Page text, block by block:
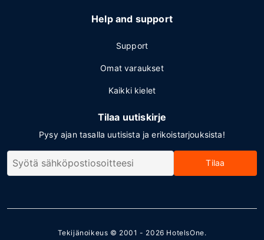
Help and support
Support
Omat varaukset
Kaikki kielet
Tilaa uutiskirje
Pysy ajan tasalla uutisista ja erikoistarjouksista!
Tilaa
Tekijänoikeus © 2001 - 2026 HotelsOne.